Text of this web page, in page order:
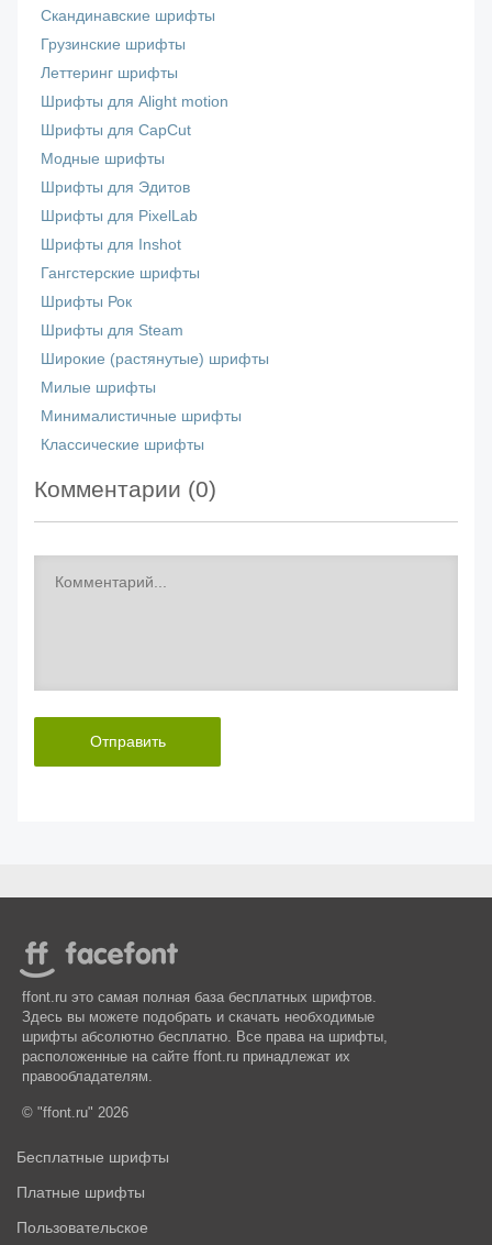
Скандинавские шрифты
Грузинские шрифты
Леттеринг шрифты
Шрифты для Alight motion
Шрифты для CapCut
Модные шрифты
Шрифты для Эдитов
Шрифты для PixelLab
Шрифты для Inshot
Гангстерские шрифты
Шрифты Рок
Шрифты для Steam
Широкие (растянутые) шрифты
Милые шрифты
Минималистичные шрифты
Классические шрифты
Комментарии (0)
Отправить
ffont.ru это самая полная база бесплатных шрифтов.
Здесь вы можете подобрать и скачать необходимые
шрифты абсолютно бесплатно. Все права на шрифты,
расположенные на сайте ffont.ru принадлежат их
правообладателям.
© "ffont.ru" 2026
Бесплатные шрифты
Платные шрифты
Пользовательское